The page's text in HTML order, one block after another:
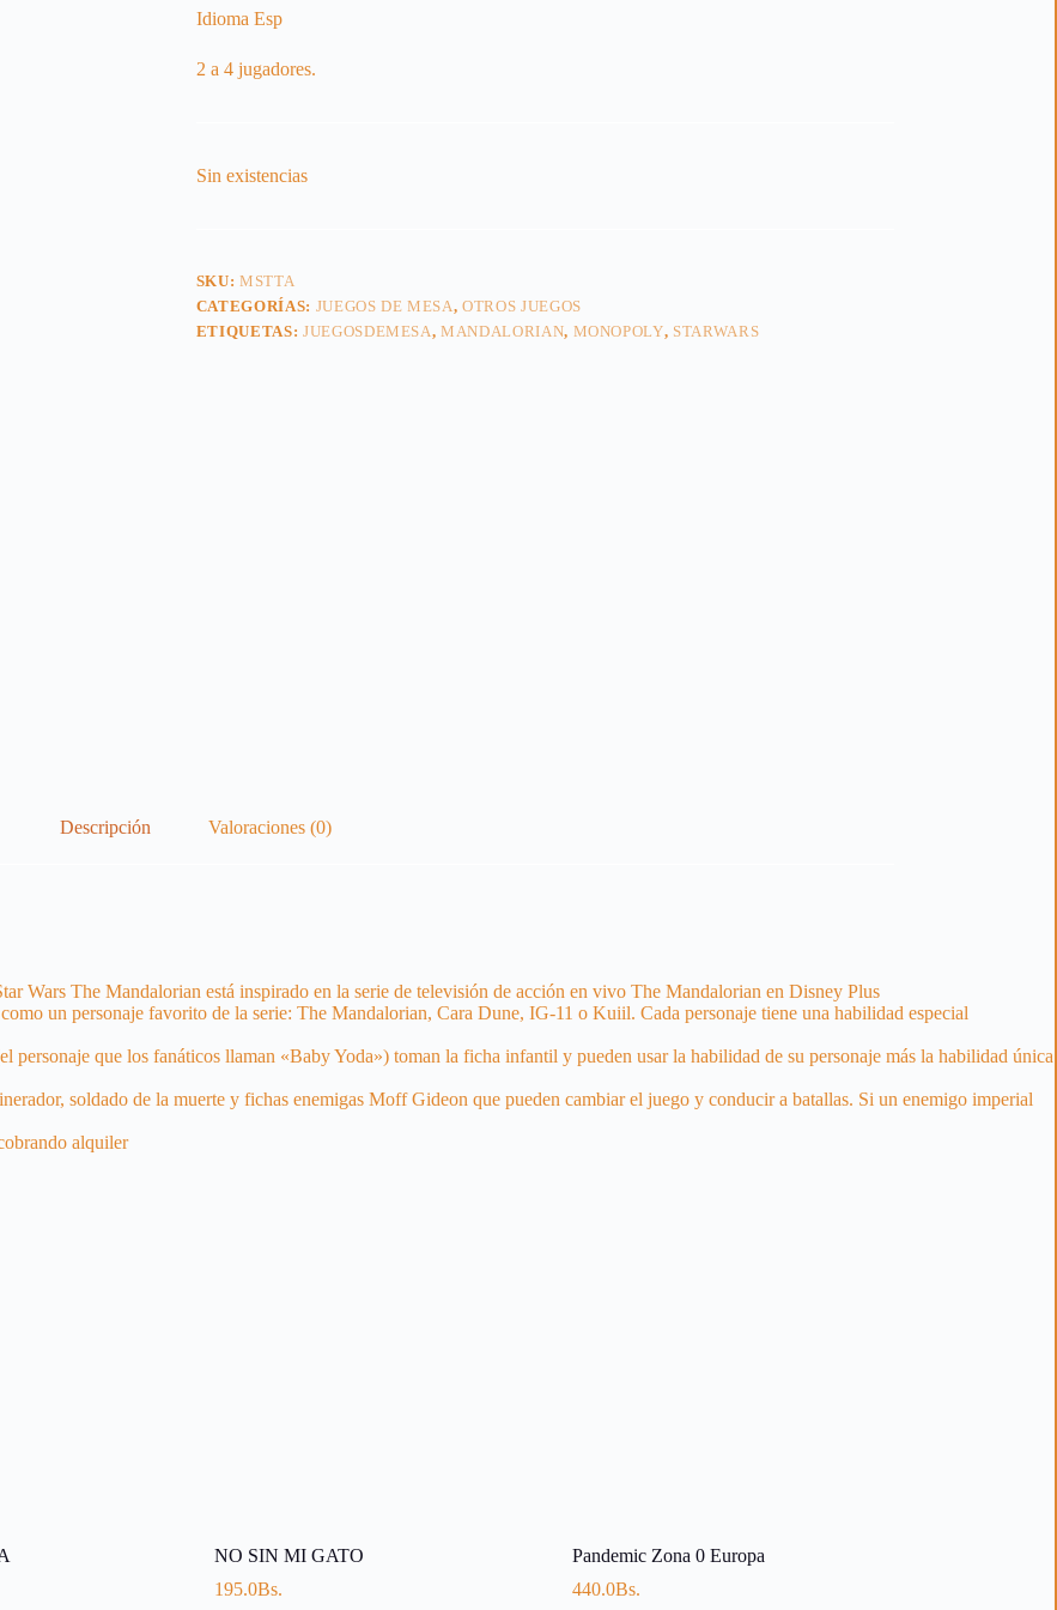
Idioma Esp
2 a 4 jugadores.
Sin existencias
SKU:MSTTA
CATEGORÍAS: JUEGOS DE MESA,OTROS JUEGOS
ETIQUETAS: JUEGOSDEMESA,MANDALORIAN, MONOPOLY, STARWARS
Descripción Valoraciones (0)
Wars The Mandalorian está inspirado en la serie de televisión de acción en vivo The Mandalorian en Disney Plus
un personaje favorito de la serie: The Mandalorian, Cara Dune, IG-11 o Kuiil. Cada personaje tiene una habilidad especial
personaje que los fanáticos llaman «Baby Yoda») toman la ficha infantil y pueden usar la habilidad de su personaje más la habilidad única
soldado de la muerte y fichas enemigas Moff Gideon que pueden cambiar el juego y conducir a batallas. Si un enemigo imperial
alquiler
NO SIN MI GATO
195.0Bs.
Pandemic Zona 0 Europa
440.0Bs.